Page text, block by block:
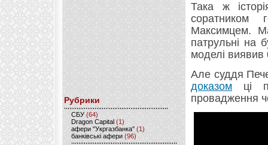
Рубрики
CБУ (64)
Dragon Capital (1)
афери "Укргазбанка" (1)
банківські афери (96)
Така ж
соратником
Максимцем.
патрульні на
моделі
Але суддя
доказом ці
провадження